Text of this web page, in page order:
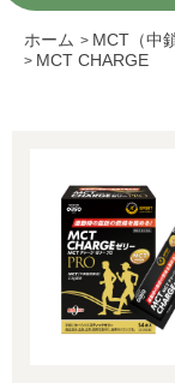
ホーム > MCT（中
> MCT CHARGE